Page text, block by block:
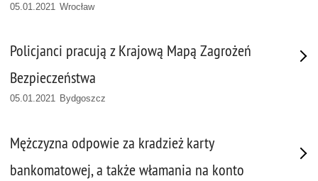
05.01.2021 Wrocław
Policjanci pracują z Krajową Mapą Zagrożeń
Bezpieczeństwa
05.01.2021 Bydgoszcz
Mężczyzna odpowie za kradzież karty
bankomatowej, a także włamania na konto